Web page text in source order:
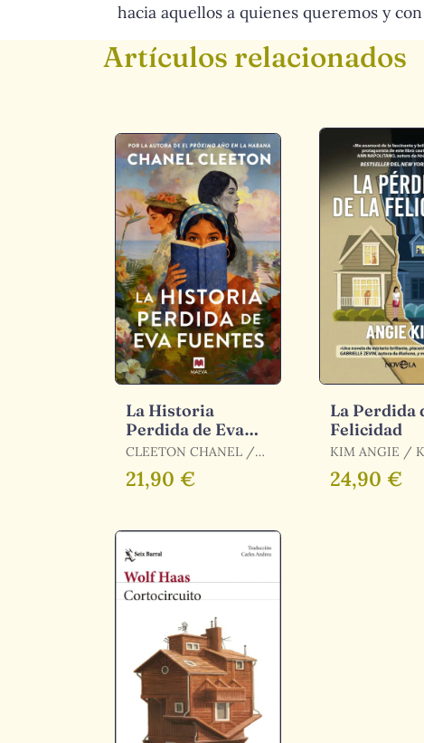
hacia aquellos a quienes queremos y
Artículos relacionados
La Historia
Perdida de Eva
Fuentes
CLEETON CHANEL /
CHANEL CLEETON
21,90 €
La Perdida
Felicidad
KIM ANGIE / KIM,
ANGIE
24,90 €